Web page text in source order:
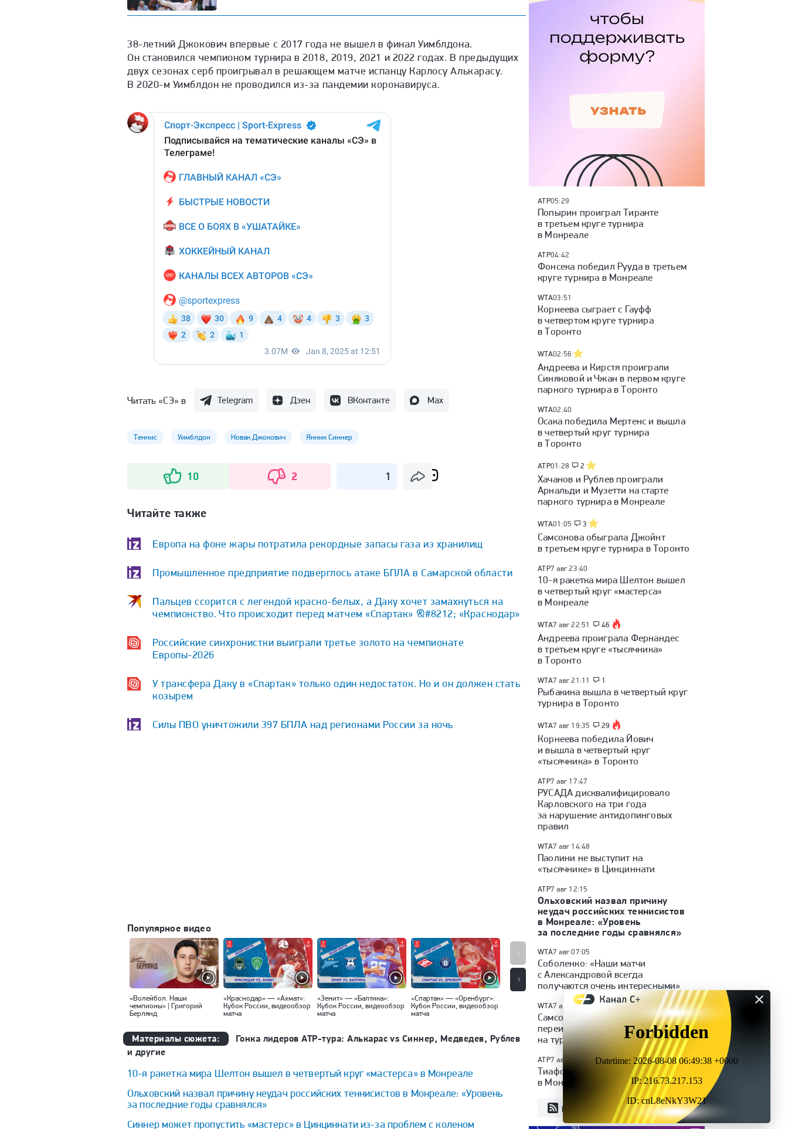
38-летний Джокович впервые с 2017 года не вышел в финал Уимблдона.
Он становился чемпионом турнира в 2018, 2019, 2021 и 2022 годах. В предыдущих
двух сезонах серб проигрывал в решающем матче испанцу Карлосу Алькарасу.
В 2020-м Уимблдон не проводился из-за пандемии коронавируса.
Читать «СЭ» в Telegram Дзен ВКонтакте Max
Теннис Уимблдон Новак Джокович Янник Синнер
10 2 1
Читайте также
Европа на фоне жары потратила рекордные запасы газа из хранилищ
Промышленное предприятие подверглось атаке БПЛА в Самарской области
Пальцев ссорится с легендой красно-белых, а Даку хочет замахнуться на
чемпионство. Что происходит перед матчем «Спартак» &#8212; «Краснодар»
Российские синхронистки выиграли третье золото на чемпионате
Европы-2026
У трансфера Даку в «Спартак» только один недостаток. Но и он должен стать
козырем
Силы ПВО уничтожили 397 БПЛА над регионами России за ночь
Популярное видео
«Волейбол. Наши
чемпионы» | Григорий
Берлянд
«Краснодар» — «Ахмат»:
Кубок России, видеообзор
матча
«Зенит» — «Балтика»:
Кубок России, видеообзор
матча
«Спартак» — «Оренбург»:
Кубок России, видеообзор
матча
«Факел» — «Динамо»
(Москва): Кубок России,
видеообзор матча
Куда перейдет Кузнецов /
Глотов в СКА / трансферы
КХЛ
«Волейбол. Наши
чемпионы» | Анатолий
Чинилин
Материалы сюжета:
Гонка лидеров ATP-тура: Алькарас vs Синнер, Медведев, Рублев
и другие
10-я ракетка мира Шелтон вышел в четвертый круг «мастерса» в Монреале
Ольховский назвал причину неудач российских теннисистов в Монреале: «Уровень
за последние годы сравнялся»
Синнер может пропустить «мастерс» в Цинциннати из-за проблем с коленом
ATP05:29
Попырин проиграл Тиранте
в третьем круге турнира
в Монреале
ATP04:42
Фонсека победил Рууда в третьем
круге турнира в Монреале
WTA03:51
Корнеева сыграет с Гауфф
в четвертом круге турнира
в Торонто
WTA02:56
Андреева и Кирстя проиграли
Синяковой и Чжан в первом круге
парного турнира в Торонто
WTA02:40
Осака победила Мертенс и вышла
в четвертый круг турнира
в Торонто
ATP01:28 2
Хачанов и Рублев проиграли
Арнальди и Музетти на старте
парного турнира в Монреале
WTA01:05 3
Самсонова обыграла Джойнт
в третьем круге турнира в Торонто
ATP7 авг 23:40
10-я ракетка мира Шелтон вышел
в четвертый круг «мастерса»
в Монреале
WTA7 авг 22:51 46
Андреева проиграла Фернандес
в третьем круге «тысячника»
в Торонто
WTA7 авг 21:11 1
Рыбакина вышла в четвертый круг
турнира в Торонто
WTA7 авг 19:35 29
Корнеева победила Йович
и вышла в четвертый круг
«тысячника» в Торонто
ATP7 авг 17:47
РУСАДА дисквалифицировало
Карловского на три года
за нарушение антидопинговых
правил
WTA7 авг 14:48
Паолини не выступит на
«тысячнике» в Цинциннати
ATP7 авг 12:15
Ольховский назвал причину
неудач российских теннисистов
в Монреале: «Уровень
за последние годы сравнялся»
WTA7 авг 07:05
Соболенко: «Наши матчи
с Александровой всегда
получаются очень интересными»
WTA7 авг 06:34 1
Самсонова в паре с Като
переиграли Эалу и Уильямс
на турнире в Торонто
ATP7 авг 06:21
Тиафо снялся с турнира
в Монреале
RSS Все новости